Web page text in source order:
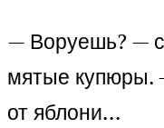
— Воруешь? —
мятые купюры.
от яблони…